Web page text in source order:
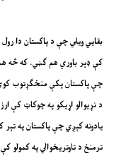
بقایي ویلي چې د پاکستان دا
کې ډېر باوري هم ګڼي. که څه
چې پاکستان پکې منځګړتوب
د نړیوالو اړیکو په چوکاټ کې
یادونه کېږي چې پاکستان په
ترمنځ د تاوتریخوالي په کمولو